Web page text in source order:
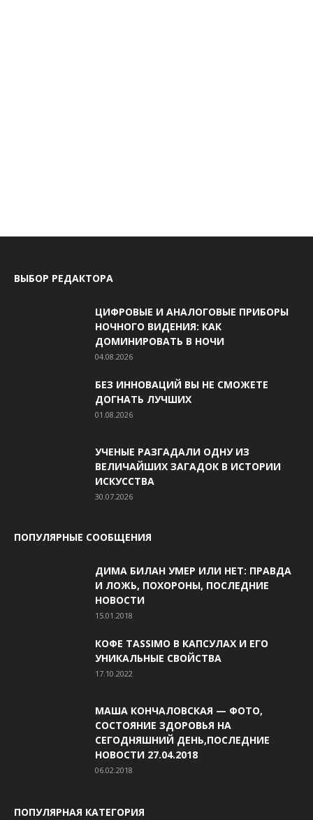
ВЫБОР РЕДАКТОРА
ЦИФРОВЫЕ И АНАЛОГОВЫЕ ПРИБОРЫ
НОЧНОГО ВИДЕНИЯ: КАК
ДОМИНИРОВАТЬ В НОЧИ
04.08.2026
БЕЗ ИННОВАЦИЙ ВЫ НЕ СМОЖЕТЕ
ДОГНАТЬ ЛУЧШИХ
01.08.2026
УЧЕНЫЕ РАЗГАДАЛИ ОДНУ ИЗ
ВЕЛИЧАЙШИХ ЗАГАДОК В ИСТОРИИ
ИСКУССТВА
30.07.2026
ПОПУЛЯРНЫЕ СООБЩЕНИЯ
ДИМА БИЛАН УМЕР ИЛИ НЕТ: ПРАВДА
И ЛОЖЬ, ПОХОРОНЫ, ПОСЛЕДНИЕ
НОВОСТИ
15.01.2018
КОФЕ TASSIMO В КАПСУЛАХ И ЕГО
УНИКАЛЬНЫЕ СВОЙСТВА
17.10.2022
МАША КОНЧАЛОВСКАЯ — ФОТО,
СОСТОЯНИЕ ЗДОРОВЬЯ НА
СЕГОДНЯШНИЙ ДЕНЬ,ПОСЛЕДНИЕ
НОВОСТИ 27.04.2018
06.02.2018
ПОПУЛЯРНАЯ КАТЕГОРИЯ